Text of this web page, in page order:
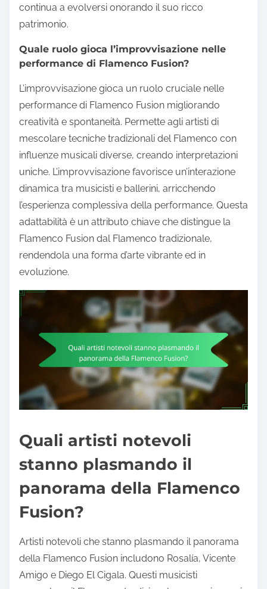
continua a evolversi onorando il suo ricco
patrimonio.
Quale ruolo gioca l’improvvisazione nelle
performance di Flamenco Fusion?
L’improvvisazione gioca un ruolo cruciale nelle
performance di Flamenco Fusion migliorando
creatività e spontaneità. Permette agli artisti di
mescolare tecniche tradizionali del Flamenco con
influenze musicali diverse, creando interpretazioni
uniche. L’improvvisazione favorisce un’interazione
dinamica tra musicisti e ballerini, arricchendo
l’esperienza complessiva della performance. Questa
adattabilità è un attributo chiave che distingue la
Flamenco Fusion dal Flamenco tradizionale,
rendendola una forma d’arte vibrante ed in
evoluzione.
Quali artisti notevoli
stanno plasmando il
panorama della Flamenco
Fusion?
Artisti notevoli che stanno plasmando il panorama
della Flamenco Fusion includono Rosalía, Vicente
Amigo e Diego El Cigala. Questi musicisti